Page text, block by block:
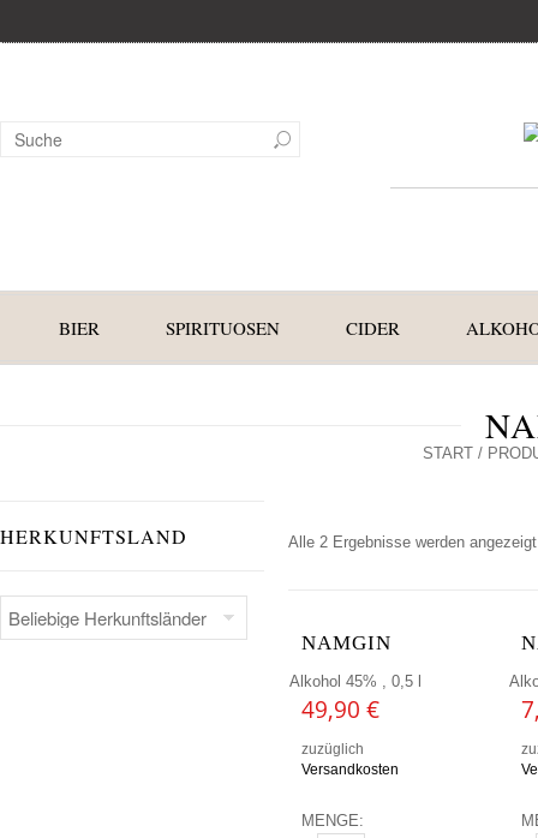
BIER SPIRITUOSEN CIDER
START /
HERKUNFTSLAND Alle 2 Ergebnisse werden angezeigt
NAMGIN
Alkohol 45% , 0,5 l
49,90 €
zuzüglich
Versandkosten
MENGE: